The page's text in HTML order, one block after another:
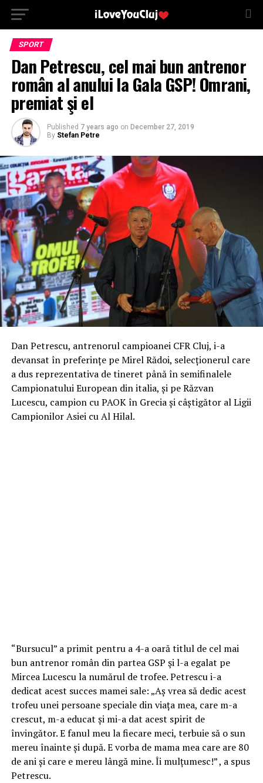
SPORT
Dan Petrescu, cel mai bun antrenor
român al anului la Gala GSP! Omrani,
premiat şi el
Published 7 years ago on December 27, 2019
By Stefan Petre
Dan Petrescu, antrenorul campioanei CFR Cluj, i-a
devansat în preferințe pe Mirel Rădoi, selecționerul care
a dus reprezentativa de tineret până în semifinalele
Campionatului European din italia, și pe Răzvan
Lucescu, campion cu PAOK în Grecia și câștigător al Ligii
Campionilor Asiei cu Al Hilal.
“Bursucul” a primit pentru a 4-a oară titlul de cel mai
bun antrenor român din partea GSP şi l-a egalat pe
Mircea Lucescu la numărul de trofee. Petrescu i-a
dedicat acest succes mamei sale: „Aș vrea să dedic acest
trofeu unei persoane speciale din viața mea, care m-a
crescut, m-a educat și mi-a dat acest spirit de
învingător. E fanul meu la fiecare meci, terbuie să o sun
mereu înainte și după. E vorba de mama mea care are 80
de ani și care e mereu lângă mine. Îi mulțumesc!” , a spus
Petrescu.